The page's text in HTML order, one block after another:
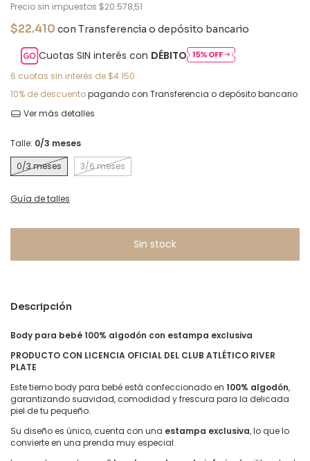
Precio sin impuestos $20.578,51
$22.410 con Transferencia o depósito bancario
Cuotas SIN interés con DÉBITO
6 cuotas sin interés de $4.150
10% de descuentopagando con Transferencia o depósito bancario
Ver más detalles
Talle: 0/3 meses
0/3 meses
3/6 meses
Guía de talles
Descripción
Body para bebé 100% algodón con estampa exclusiva
PRODUCTO CON LICENCIA OFICIAL DEL CLUB ATLÉTICO RIVER
PLATE
Este tierno body para bebé está confeccionado en 100% algodón,
garantizando suavidad, comodidad y frescura para la delicada
piel de tu pequeño.
Su diseño es único, cuenta con una estampa exclusiva, lo que lo
convierte en una prenda muy especial.